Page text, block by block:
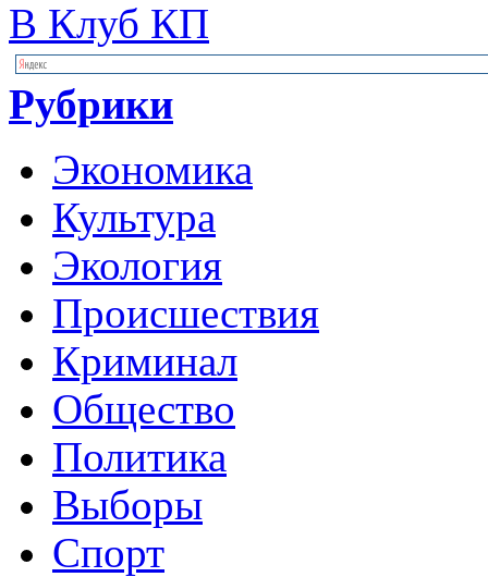
В Клуб КП
Рубрики
Экономика
Культура
Экология
Происшествия
Криминал
Общество
Политика
Выборы
Спорт